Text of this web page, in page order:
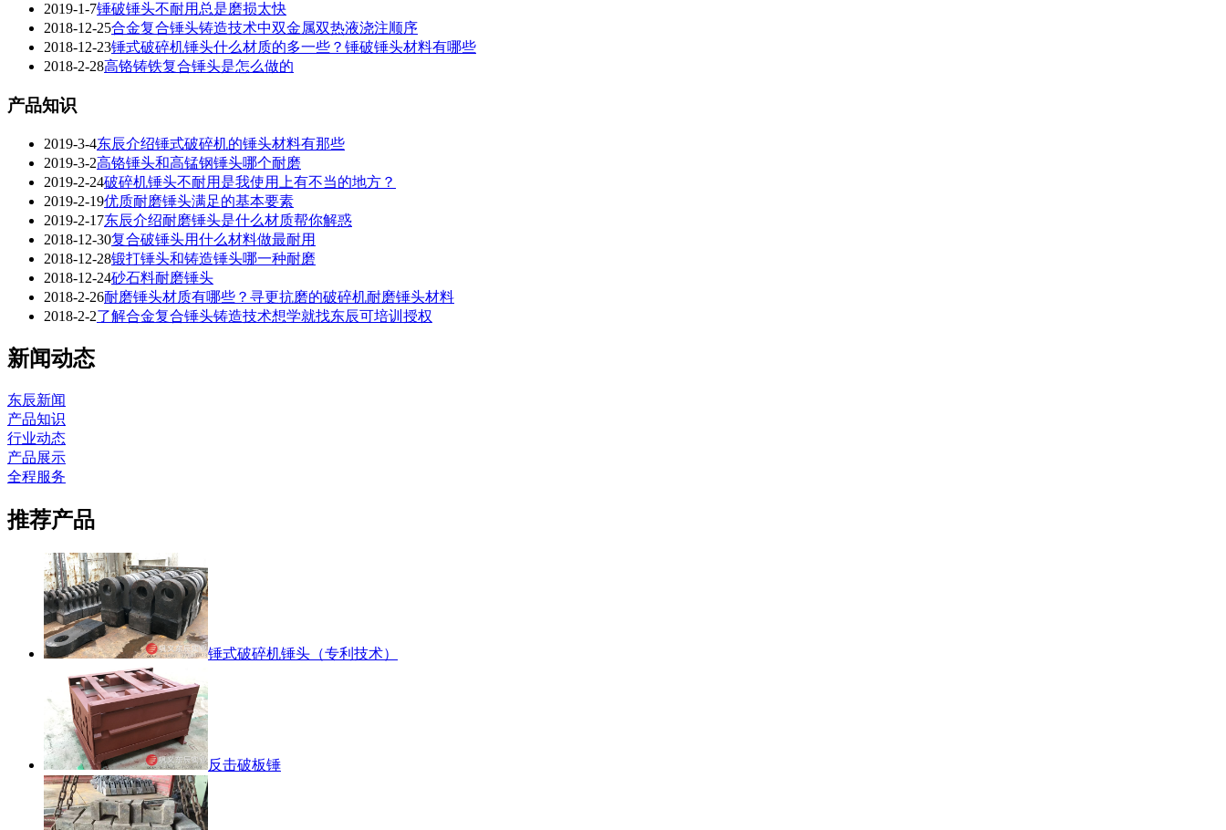
2019-1-7锤破锤头不耐用总是磨损太快
2018-12-25合金复合锤头铸造技术中双金属双热液浇注顺序
2018-12-23锤式破碎机锤头什么材质的多一些？锤破锤头材料有哪些
2018-2-28高铬铸铁复合锤头是怎么做的
产品知识
2019-3-4东辰介绍锤式破碎机的锤头材料有那些
2019-3-2高铬锤头和高锰钢锤头哪个耐磨
2019-2-24破碎机锤头不耐用是我使用上有不当的地方？
2019-2-19优质耐磨锤头满足的基本要素
2019-2-17东辰介绍耐磨锤头是什么材质帮你解惑
2018-12-30复合破锤头用什么材料做最耐用
2018-12-28锻打锤头和铸造锤头哪一种耐磨
2018-12-24砂石料耐磨锤头
2018-2-26耐磨锤头材质有哪些？寻更抗磨的破碎机耐磨锤头材料
2018-2-2了解合金复合锤头铸造技术想学就找东辰可培训授权
新闻动态
东辰新闻
产品知识
行业动态
产品展示
全程服务
推荐产品
锤式破碎机锤头（专利技术）
反击破板锤